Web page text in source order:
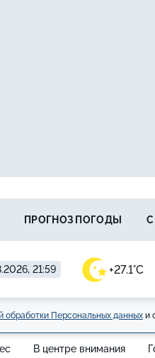
21:59 +27.1°C
ПРОГНОЗ ПОГОДЫ
обработки Персональных данных и
В центре внимания